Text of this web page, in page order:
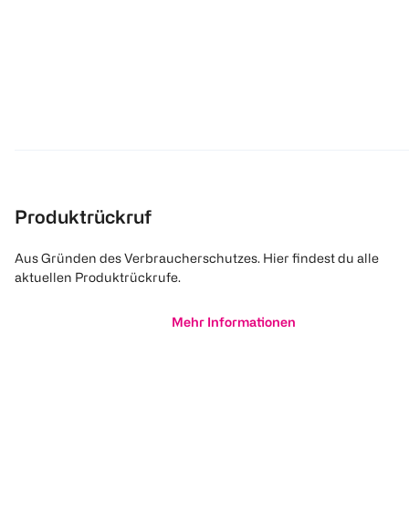
Produktrückruf
Aus Gründen des Verbraucherschutzes. Hier findest du alle
aktuellen Produktrückrufe.
Mehr Informationen